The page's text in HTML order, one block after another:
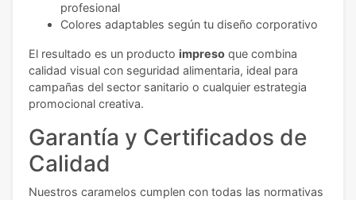
profesional
Colores adaptables según tu diseño corporativo
El resultado es un producto impreso que combina
calidad visual con seguridad alimentaria, ideal para
campañas del sector sanitario o cualquier estrategia
promocional creativa.
Garantía y Certificados de
Calidad
Nuestros caramelos cumplen con todas las normativas